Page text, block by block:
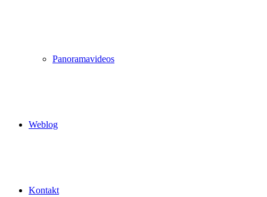
Panoramavideos
Weblog
Kontakt